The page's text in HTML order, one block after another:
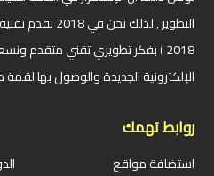
2018 ) بفكر تطويري تقني متقدم
الإلكترونية الجديدة والوصول بها
روابط تهمك
استضافة مواقع